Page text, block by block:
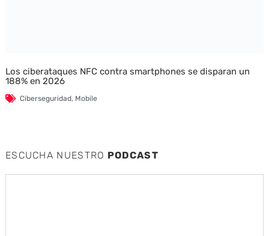
Los ciberataques NFC contra smartphones se disparan un
188% en 2026
Ciberseguridad, Mobile
ESCUCHA NUESTRO PODCAST